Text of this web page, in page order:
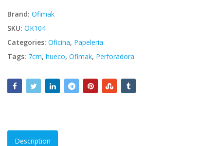
Brand: Ofimak
SKU: OK104
Categories: Oficina, Papeleria
Tags: 7cm, hueco, Ofimak, Perforadora
Description